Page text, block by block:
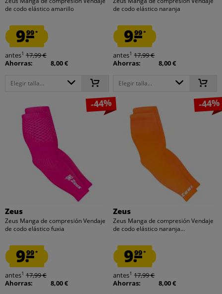
de codo elástico amarillo
9.99*
antes1 17,99 €
Ahorras:
8,00 €
Elegir talla...
de codo elástico naranja
9.99*
antes1 17,99 €
Ahorras:
8,00 €
Elegir talla...
-44%
Zeus
Zeus Manga de compresión Vendaje
de codo elástico fuxia
9.99*
antes1 17,99 €
Ahorras:
8,00 €
-44%
Zeus
Zeus Manga de compresión Vendaje
de codo elástico naranja...
9.99*
antes1 17,99 €
Ahorras:
8,00 €